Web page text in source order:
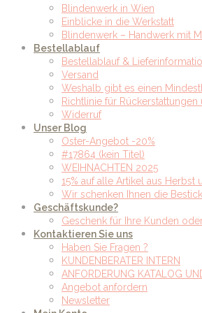
Blindenwerk in Wien
Einblicke in die Werkstatt
Blindenwerk – Handwerk mit
Bestellablauf
Bestellablauf &
Versand
Weshalb gibt es einen
Richtlinie für Rückerstattungen
Widerruf
Unser Blog
Oster-Angebot -20%
#17864 (kein Titel)
WEIHNACHTEN 2025
15% auf alle Artikel aus Herbst
Wir schenken Ihnen die
Geschäftskunde?
Geschenk für Ihre Kunden
Kontaktieren Sie uns
Haben Sie Fragen ?
KUNDENBERATER INTERN
ANFORDERUNG KATALOG
Angebot anfordern
Newsletter